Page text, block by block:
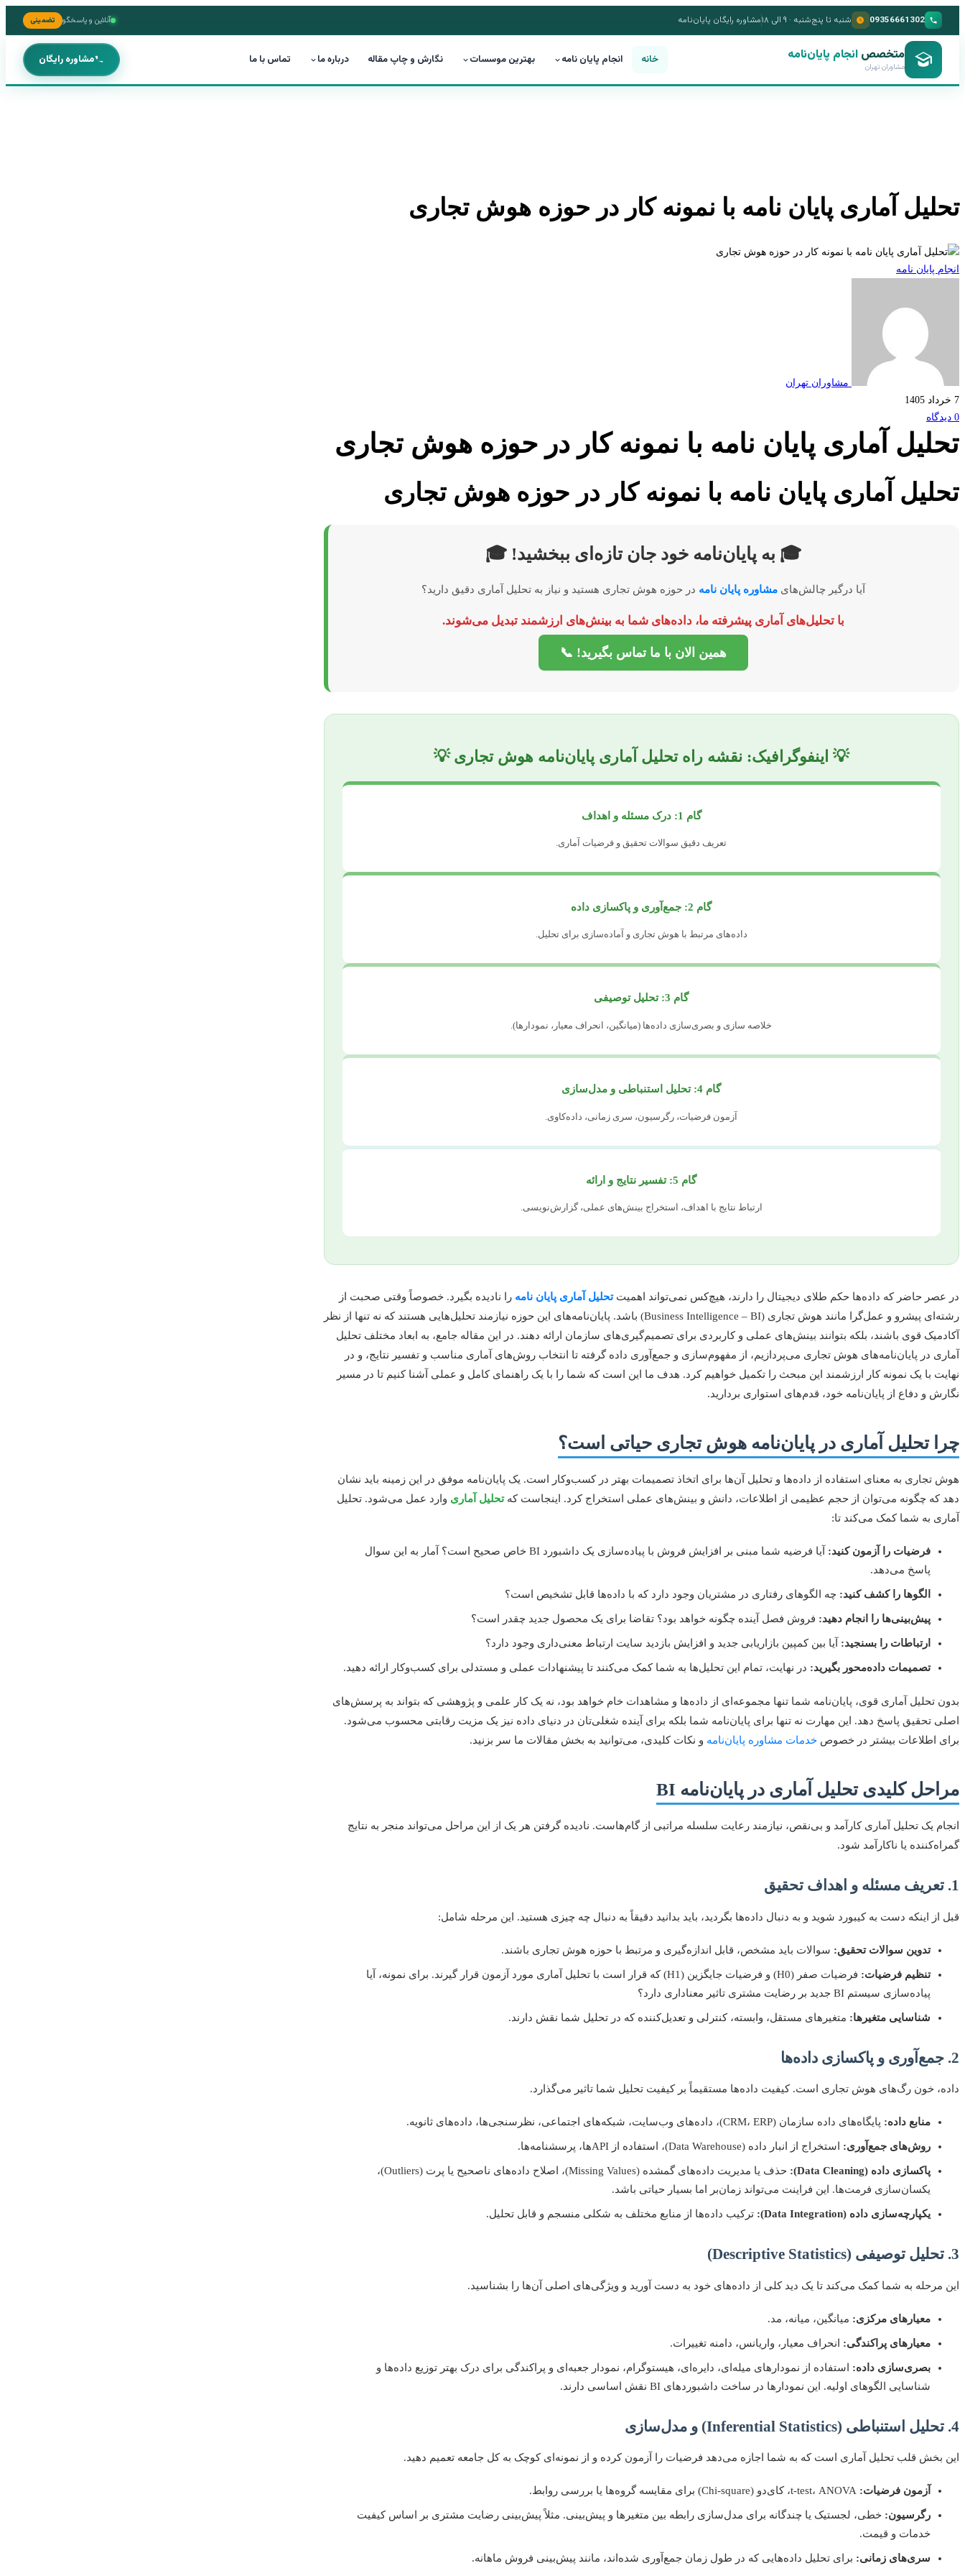
09356661302 شنبه تا پنج‌شنبه · ۹ الی ۱۸ مشاوره رایگان پایان‌نامه آنلاین و پاسخگو تضمینی
متخصص انجام پایان‌نامه
مشاوران تهران خانه انجام پایان نامه بهترین موسسات نگارش و چاپ مقاله درباره ما تماس با ما مشاوره رایگان
تحلیل آماری پایان نامه با نمونه کار در حوزه هوش تجاری
انجام پایان نامه
مشاوران تهران
7 خرداد 1405
0 دیدگاه
تحلیل آماری پایان نامه با نمونه کار در حوزه هوش تجاری
تحلیل آماری پایان نامه با نمونه کار در حوزه هوش تجاری
🎓 به پایان‌نامه خود جان تازه‌ای ببخشید! 🎓
آیا درگیر چالش‌های مشاوره پایان نامه در حوزه هوش تجاری هستید و نیاز به تحلیل آماری دقیق دارید؟
با تحلیل‌های آماری پیشرفته ما، داده‌های شما به بینش‌های ارزشمند تبدیل می‌شوند.
همین الان با ما تماس بگیرید! 📞
💡 اینفوگرافیک: نقشه راه تحلیل آماری پایان‌نامه هوش تجاری 💡
گام 1: درک مسئله و اهداف
تعریف دقیق سوالات تحقیق و فرضیات آماری.
گام 2: جمع‌آوری و پاکسازی داده
داده‌های مرتبط با هوش تجاری و آماده‌سازی برای تحلیل.
گام 3: تحلیل توصیفی
خلاصه سازی و بصری‌سازی داده‌ها (میانگین، انحراف معیار، نمودارها).
گام 4: تحلیل استنباطی و مدل‌سازی
آزمون فرضیات، رگرسیون، سری زمانی، داده‌کاوی.
گام 5: تفسیر نتایج و ارائه
ارتباط نتایج با اهداف، استخراج بینش‌های عملی، گزارش‌نویسی.
در عصر حاضر که داده‌ها حکم طلای دیجیتال را دارند، هیچ‌کس نمی‌تواند اهمیتتحلیل آماری پایان نامه را نادیده بگیرد. خصوصاً وقتی صحبت از
رشته‌ای پیشرو و عمل‌گرا مانند هوش تجاری (Business Intelligence – BI) باشد. پایان‌نامه‌های این حوزه نیازمند تحلیل‌هایی هستند که نه تنها از نظر
آکادمیک قوی باشند، بلکه بتوانند بینش‌های عملی و کاربردی برای تصمیم‌گیری‌های سازمان ارائه دهند. در این مقاله جامع، به ابعاد مختلف تحلیل
آماری در پایان‌نامه‌های هوش تجاری می‌پردازیم، از مفهوم‌سازی و جمع‌آوری داده گرفته تا انتخاب روش‌های آماری مناسب و تفسیر نتایج، و در
نهایت با یک نمونه کار ارزشمند این مبحث را تکمیل خواهیم کرد. هدف ما این است که شما را با یک راهنمای کامل و عملی آشنا کنیم تا در مسیر
نگارش و دفاع از پایان‌نامه خود، قدم‌های استواری بردارید.
چرا تحلیل آماری در پایان‌نامه هوش تجاری حیاتی است؟
هوش تجاری به معنای استفاده از داده‌ها و تحلیل آن‌ها برای اتخاذ تصمیمات بهتر در کسب‌وکار است. یک پایان‌نامه موفق در این زمینه باید نشان
دهد که چگونه می‌توان از حجم عظیمی از اطلاعات، دانش و بینش‌های عملی استخراج کرد. اینجاست کهتحلیل آماری وارد عمل می‌شود. تحلیل
آماری به شما کمک می‌کند تا:
فرضیات را آزمون کنید:
آیا فرضیه شما مبنی بر افزایش فروش با پیاده‌سازی یک داشبورد BI خاص صحیح است؟ آمار به این سوال
پاسخ می‌دهد.
الگوها را کشف کنید: چه الگوهای رفتاری در مشتریان وجود دارد که با داده‌ها قابل تشخیص است؟
پیش‌بینی‌ها را انجام دهید: فروش فصل آینده چگونه خواهد بود؟ تقاضا برای یک محصول جدید چقدر است؟
ارتباطات را بسنجید: آیا بین کمپین بازاریابی جدید و افزایش بازدید سایت ارتباط معنی‌داری وجود دارد؟
تصمیمات داده‌محور بگیرید: در نهایت، تمام این تحلیل‌ها به شما کمک می‌کنند تا پیشنهادات عملی و مستدلی برای کسب‌وکار ارائه دهید.
بدون تحلیل آماری قوی، پایان‌نامه شما تنها مجموعه‌ای از داده‌ها و مشاهدات خام خواهد بود، نه یک کار علمی و پژوهشی که بتواند به پرسش‌های
اصلی تحقیق پاسخ دهد. این مهارت نه تنها برای پایان‌نامه شما بلکه برای آینده شغلی‌تان در دنیای داده نیز یک مزیت رقابتی محسوب می‌شود.
برای اطلاعات بیشتر در خصوص خدمات مشاوره پایان‌نامه و نکات کلیدی، می‌توانید به بخش مقالات ما سر بزنید.
مراحل کلیدی تحلیل آماری در پایان‌نامه BI
انجام یک تحلیل آماری کارآمد و بی‌نقص، نیازمند رعایت سلسله مراتبی از گام‌هاست. نادیده گرفتن هر یک از این مراحل می‌تواند منجر به نتایج
گمراه‌کننده یا ناکارآمد شود.
1. تعریف مسئله و اهداف تحقیق
قبل از اینکه دست به کیبورد شوید و به دنبال داده‌ها بگردید، باید بدانید دقیقاً به دنبال چه چیزی هستید. این مرحله شامل:
تدوین سوالات تحقیق: سوالات باید مشخص، قابل اندازه‌گیری و مرتبط با حوزه هوش تجاری باشند.
تنظیم فرضیات:
فرضیات صفر (H0) و فرضیات جایگزین (H1) که قرار است با تحلیل آماری مورد آزمون قرار گیرند. برای نمونه، آیا
پیاده‌سازی سیستم BI جدید بر رضایت مشتری تاثیر معناداری دارد؟
شناسایی متغیرها: متغیرهای مستقل، وابسته، کنترلی و تعدیل‌کننده که در تحلیل شما نقش دارند.
2. جمع‌آوری و پاکسازی داده‌ها
داده، خون رگ‌های هوش تجاری است. کیفیت داده‌ها مستقیماً بر کیفیت تحلیل شما تاثیر می‌گذارد.
منابع داده: پایگاه‌های داده سازمان (CRM، ERP)، داده‌های وب‌سایت، شبکه‌های اجتماعی، نظرسنجی‌ها، داده‌های ثانویه.
روش‌های جمع‌آوری: استخراج از انبار داده (Data Warehouse)، استفاده از APIها، پرسشنامه‌ها.
پاکسازی داده (Data Cleaning):
حذف یا مدیریت داده‌های گمشده (Missing Values)، اصلاح داده‌های ناصحیح یا پرت (Outliers)،
یکسان‌سازی فرمت‌ها. این فراینت می‌تواند زمان‌بر اما بسیار حیاتی باشد.
یکپارچه‌سازی داده (Data Integration): ترکیب داده‌ها از منابع مختلف به شکلی منسجم و قابل تحلیل.
3. تحلیل توصیفی (Descriptive Statistics)
این مرحله به شما کمک می‌کند تا یک دید کلی از داده‌های خود به دست آورید و ویژگی‌های اصلی آن‌ها را بشناسید.
معیارهای مرکزی: میانگین، میانه، مد.
معیارهای پراکندگی: انحراف معیار، واریانس، دامنه تغییرات.
بصری‌سازی داده: استفاده از نمودارهای میله‌ای، دایره‌ای، هیستوگرام، نمودار جعبه‌ای و پراکندگی برای درک بهتر توزیع داده‌ها و
شناسایی الگوهای اولیه. این نمودارها در ساخت داشبوردهای BI نقش اساسی دارند.
4. تحلیل استنباطی (Inferential Statistics) و مدل‌سازی
این بخش قلب تحلیل آماری است که به شما اجازه می‌دهد فرضیات را آزمون کرده و از نمونه‌ای کوچک به کل جامعه تعمیم دهید.
آزمون فرضیات:
رگرسیون: خطی، لجستیک یا چندگانه برای مدل‌سازی رابطه بین متغیرها و پیش‌بینی. مثلاً پیش‌بینی رضایت مشتری بر اساس کیفیت
خدمات و قیمت.
سری‌های زمانی: برای تحلیل داده‌هایی که در طول زمان جمع‌آوری شده‌اند، مانند پیش‌بینی فروش ماهانه.